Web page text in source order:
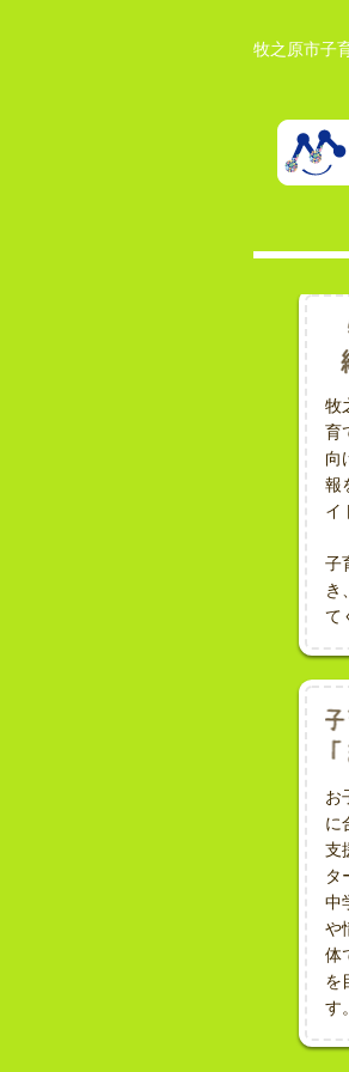
牧之原市子
牧
育
向
報
イ
子
き
て
お
に
支
タ
中
や
体
を
す。